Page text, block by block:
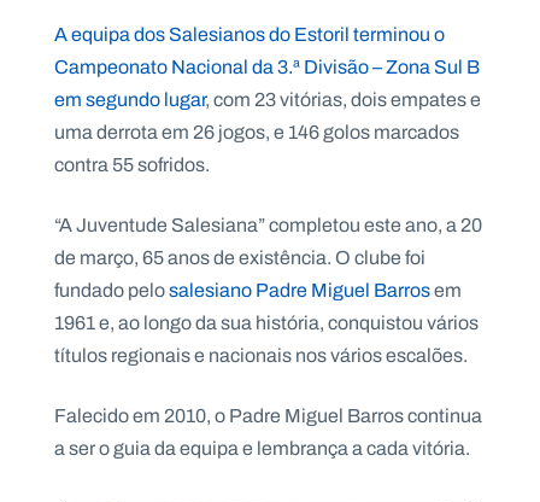
A equipa dos Salesianos do Estoril terminou o
Campeonato Nacional da 3.ª Divisão – Zona Sul B
em segundo lugar, com 23 vitórias, dois empates e
uma derrota em 26 jogos, e 146 golos marcados
contra 55 sofridos.
“A Juventude Salesiana” completou este ano, a 20
de março, 65 anos de existência. O clube foi
fundado pelosalesiano Padre Miguel Barrosem
1961 e, ao longo da sua história, conquistou vários
títulos regionais e nacionais nos vários escalões.
Falecido em 2010, o Padre Miguel Barros continua
a ser o guia da equipa e lembrança a cada vitória.
e
n
d
a
n
t
a
t
o
s
w
l
tt
e
r